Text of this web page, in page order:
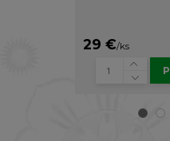
29 €/ks